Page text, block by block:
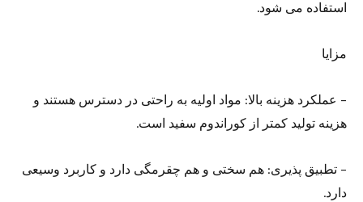
استفاده می شود.
مزایا
– عملکرد هزینه بالا: مواد اولیه به راحتی در دسترس هستند و
هزینه تولید کمتر از کوراندوم سفید است.
– تطبیق پذیری: هم سختی و هم چقرمگی دارد و کاربرد وسیعی
دارد.